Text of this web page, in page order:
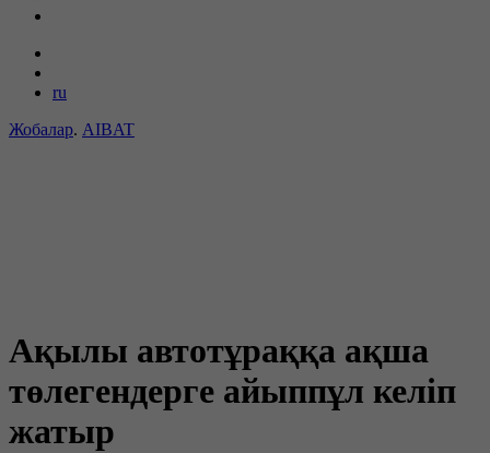
ru
Жобалар. AIBAT
Ақылы автотұраққа ақша
төлегендерге айыппұл келіп
жатыр